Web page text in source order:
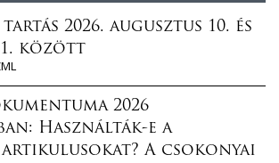
2026. augusztus 10. és
között
2026
Használták-e a
A csokonyai